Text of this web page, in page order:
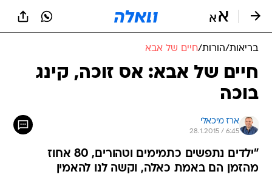
בריאות/הורות/חיים של אבא
חיים של אבא: אס זוכה, קינג
בוכה
ארז מיכאלי
28.1.2015 / 6:45
"ילדים נתפשים כתמימים וטהורים, 80 אחוז
מהזמן הם באמת כאלה, וקשה לנו להאמין